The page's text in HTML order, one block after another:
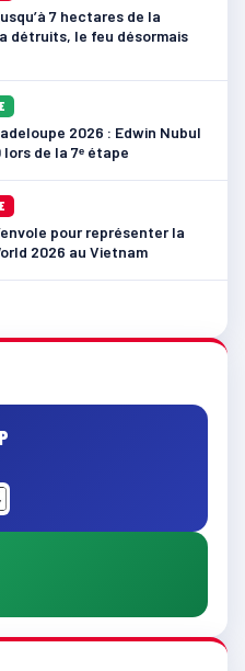
7 hectares de la
détruits, le feu désormais
2026 : Edwin Nubul
de la 7ᵉ étape
pour représenter la
2026 au Vietnam